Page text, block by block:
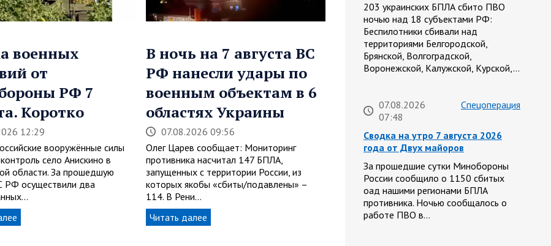
военных
от
РФ 7
Коротко
12:29
вооружённые силы
село Анискино в
области. За прошедшую
РФ осуществили два
В ночь на 7 августа ВС
РФ нанесли удары по
военным объектам в 6
областях Украины
07.08.2026 09:56
Олег Царев сообщает: Мониторинг
противника насчитал 147 БПЛА,
запущенных с территории России, из
которых якобы «сбиты/подавлены» –
114. В Рени…
Читать далее
203 украинских БПЛА сбито ПВО
ночью над 18 субъектами РФ:
Беспилотники сбивали над
территориями Белгородской,
Брянской, Волгоградской,
Воронежской, Калужской, Курской,…
07.08.2026
07:48
Спецоперация
Сводка на утро 7 августа 2026
года от Двух майоров
За прошедшие сутки Минобороны
России сообщило о 1150 сбитых
оад нашими регионами БПЛА
противника. Ночью сообщалось о
работе ПВО в…